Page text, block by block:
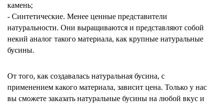
камень;
- Синтетические. Менее ценные представители
натуральности. Они выращиваются и представляют собой
некий аналог такого материала, как крупные натуральные
бусины.
От того, как создавалась натуральная бусина, с
применением какого материала, зависит цена. Только у нас
вы сможете заказать натуральные бусины на любой вкус и